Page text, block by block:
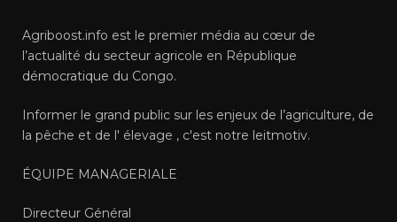
Agriboost.info est le premier média au cœur de
l’actualité du secteur agricole en République
démocratique du Congo.
Informer le grand public sur les enjeux de l’agriculture, de
la pêche et de l' élevage , c'est notre leitmotiv.
ÉQUIPE MANAGERIALE
Directeur Général